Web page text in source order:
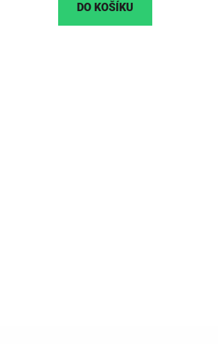
DO KOŠÍKU